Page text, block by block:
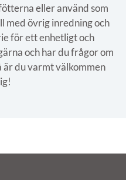
eller använd som
med övrig inredning och
för ett enhetligt och
och har du frågor om
är du varmt välkommen